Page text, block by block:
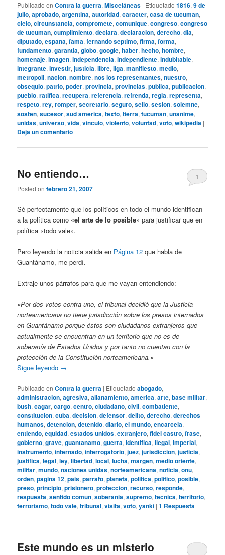
Publicado en Contra la guerra,Misceláneas | Etiquetado 1816,9 de
julio,aprobado,argentina,autoridad,caracter,casa de tucuman,
cielo,circunstancia,compromete,comunique,congreso,congreso
de tucuman,cumplimiento,declara,declaracion,derecho,dia,
diputado,espana,fama,fernando septimo,firma,forma,
fundamento,garantia,globo,google,haber,hecho,hombre,
homenaje,imagen,independencia,independiente,indubitable,
integrante,investir,justicia,libre,liga,manifiesto,medio,
metropoli,nacion,nombre,nos los representantes,nuestro,
obsequio,patrio,poder,provincia,provincias,publica,publicacion,
pueblo,ratifica,recupera,referencia,refrenda,regla,representa,
respeto,rey,romper,secretario,seguro,sello,sesion,solemne,
sosten,sucesor,sud america,texto,tierra,tucuman,unanime,
unidas,universo,vida,vinculo,violento,voluntad,voto,wikipedia |
Deja un comentario
No entiendo…
Posted onfebrero 21, 2007
1
Sé perfectamente que los políticos en todo el mundo identifican
a la política como «el arte de lo posible» para justificar que en
política «todo vale».
Pero leyendo la noticia salida en Página 12 que habla de
Guantánamo, me perdí.
Extraje unos párrafos para que me vayan entendiendo:
«Por dos votos contra uno, el tribunal decidió que la Justicia
norteamericana no tiene jurisdicción sobre los presos internados
en Guantánamo porque éstos son ciudadanos extranjeros que
actualmente se encuentran en un territorio que no es de
soberanía de Estados Unidos y por tanto no cuentan con la
protección de la Constitución norteamericana.»
Sigue leyendo →
Publicado en Contra la guerra | Etiquetado abogado,
administracion,agresiva,allanamiento,america,arte,base militar,
bush,cagar,cargo,centro,ciudadano,civil,combatiente,
constitucion,cuba,decision,defensor,delito,derecho,derechos
humanos,detencion,detenido,diario,el mundo,encarcela,
entiendo,equidad,estados unidos,extranjero,fidel castro,frase,
gobierno,grave,guantanamo,guerra,identifica,ilegal,imperial,
instrumento,internado,interrogatorio,juez,jurisdiccion,justicia,
justifica,legal,ley,libertad,local,lucha,margen,medio oriente,
militar,mundo,naciones unidas,norteamericana,noticia,onu,
orden,pagina 12,pais,parrafo,planeta,politica,politico,posible,
preso,principio,prisionero,proteccion,recurso,responde,
respuesta,sentido comun,soberania,supremo,tecnica,territorio,
terrorismo,todo vale,tribunal,visita,voto,yanki |1 Respuesta
Este mundo es un misterio